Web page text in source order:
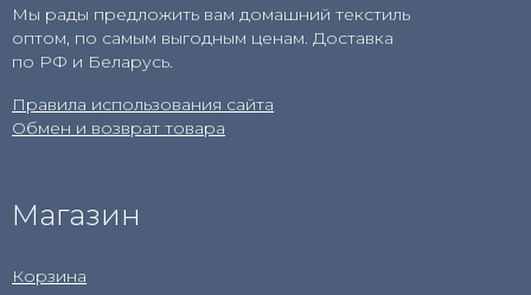
Мы рады предложить вам домашний текстиль
оптом, по самым выгодным ценам. Доставка
по РФ и Беларусь.
Правила использования сайта
Обмен и возврат товара
Магазин
Корзина